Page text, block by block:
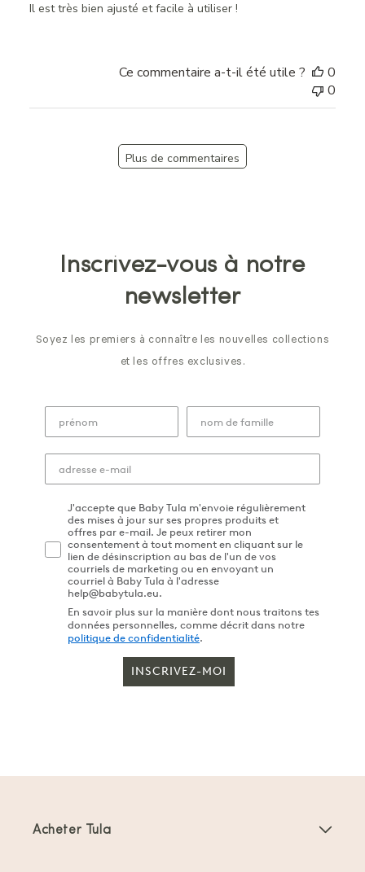
Il est très bien ajusté et facile à utiliser !
Ce commentaire a-t-il été utile ?
0
0
Plus de commentaires
Inscrivez-vous à notre
newsletter
Soyez les premiers à connaître les nouvelles collections
et les offres exclusives.
J'accepte que Baby Tula m'envoie régulièrement
des mises à jour sur ses propres produits et
offres par e-mail. Je peux retirer mon
consentement à tout moment en cliquant sur le
lien de désinscription au bas de l'un de vos
courriels de marketing ou en envoyant un
courriel à Baby Tula à l'adresse
help@babytula.eu.
En savoir plus sur la manière dont nous traitons tes
données personnelles, comme décrit dans notre
politique de confidentialité.
INSCRIVEZ-MOI
Acheter Tula